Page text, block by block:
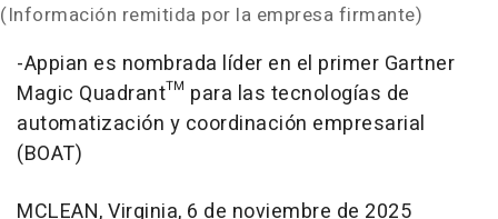
(Información remitida por la empresa firmante)
-Appian es nombrada líder en el primer Gartner
Magic Quadrant™ para las tecnologías de
automatización y coordinación empresarial
(BOAT)
MCLEAN, Virginia, 6 de noviembre de 2025